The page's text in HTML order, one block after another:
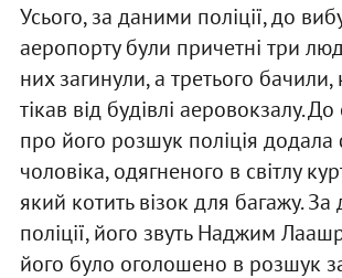
Усього, за даними поліції, до
аеропорту були причетні три
них загинули, а третього бачили,
тікав від будівлі аеровокзалу.
про його розшук поліція
чоловіка, одягненого в світлу
який котить візок для багажу.
поліції, його звуть Наджим
його було оголошено в розшук